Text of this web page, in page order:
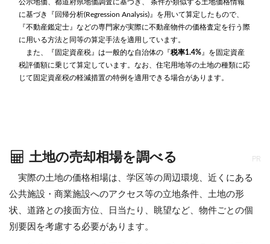
公示地価、都道府県地価調査に基づき、 条件が類似する土地価格情報
に基づき『回帰分析(Regression Analysis)』を用いて算定したもので、
『不動産鑑定士』などの専門家が実際に不動産物件の価格査定を行う際
に用いる方法と同等の算定手法を適用しています。
また、『固定資産税』は一般的な自治体の『 税率1.4% 』を固定資産
税評価額に乗じて算定しています。なお、住宅用地等の土地の種類に応
じて固定資産税の軽減措置の特例を適用できる場合があります。
土地の売却相場を調べる PR
実際の土地の価格相場は、学区等の周辺環境、近くにある
公共施設・商業施設へのアクセス等の立地条件、土地の形
状、道路との接面方位、日当たり、眺望など、物件ごとの個
別要因を考慮する必要があります。